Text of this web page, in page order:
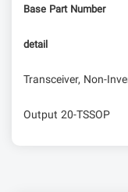
Base Part Number
detail
Transceiver, Non-
Output 20-TSSOP